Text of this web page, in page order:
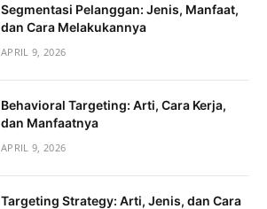
Segmentasi Pelanggan: Jenis, Manfaat,
dan Cara Melakukannya
APRIL 9, 2026
Behavioral Targeting: Arti, Cara Kerja,
dan Manfaatnya
APRIL 9, 2026
Targeting Strategy: Arti, Jenis, dan Cara